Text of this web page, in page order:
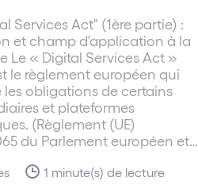
Services Act" (1ère partie) :
et champ d'application à la
Le « Digital Services Act »
le règlement européen qui
les obligations de certains
et plateformes
(Règlement (UE)
du Parlement européen et…
1 minute(s) de lecture